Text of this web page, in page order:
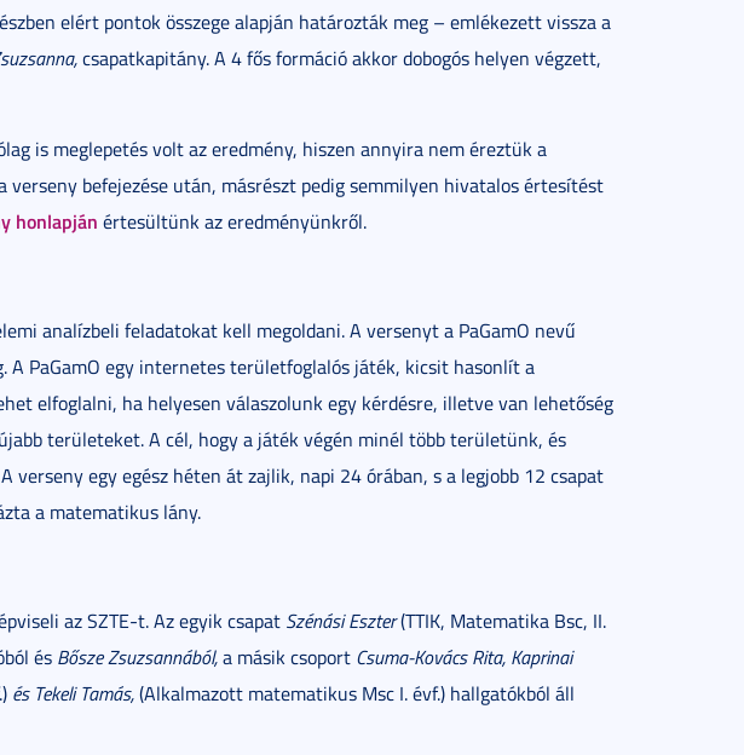
elért pontok összege alapján határozták meg – emlékezett vissza a
csapatkapitány. A 4 fős formáció akkor dobogós helyen végzett,
is meglepetés volt az eredmény, hiszen annyira nem éreztük a
befejezése után, másrészt pedig semmilyen hivatalos értesítést
honlapján értesültünk az eredményünkről.
analízbeli feladatokat kell megoldani. A versenyt a PaGamO nevű
A PaGamO egy internetes területfoglalós játék, kicsit hasonlít a
elfoglalni, ha helyesen válaszolunk egy kérdésre, illetve van lehetőség
területeket. A cél, hogy a játék végén minél több területünk, és
verseny egy egész héten át zajlik, napi 24 órában, s a legjobb 12 csapat
a matematikus lány.
az SZTE-t. Az egyik csapat Szénási Eszter(TTIK, Matematika Bsc, II.
és Bősze Zsuzsannából,a másik csoport Csuma-Kovács Rita, Kaprinai
és Tekeli Tamás,(Alkalmazott matematikus Msc I. évf.) hallgatókból áll